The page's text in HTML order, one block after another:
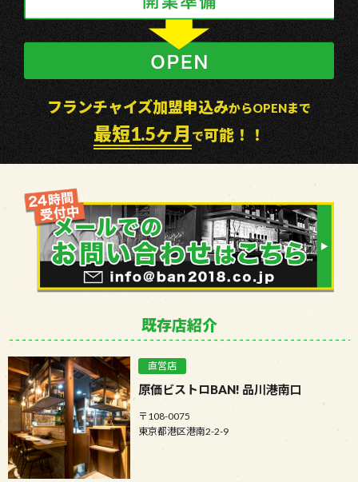
フランチャイズ加盟申込みからOPENまで
最短1.5ヶ月 で可能！！
既存店紹介
直営店
原価ビストロBAN! 品川港南口
〒108-0075
東京都港区港南2-2-9